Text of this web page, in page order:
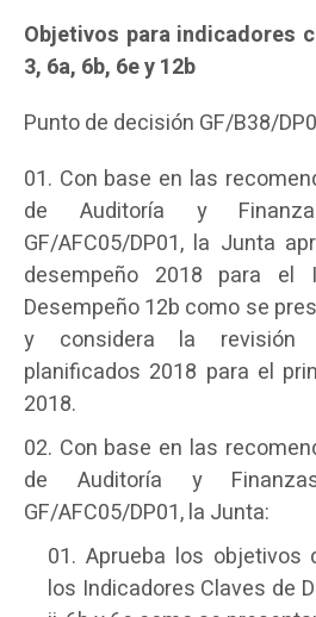
Objetivos para indicadores
3, 6a, 6b, 6e y 12b
Punto de decisión GF/B38/
Con base en las
de Auditoría y
GF/AFC05/DP01, la Junta
desempeño 2018 para el
Desempeño 12b como se
y considera la revisión
planificados 2018 para el
2018.
Con base en las
de Auditoría y
GF/AFC05/DP01, la Junta:
Aprueba los objetivos
los Indicadores Claves de